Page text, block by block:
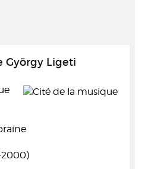
György Ligeti
2000)